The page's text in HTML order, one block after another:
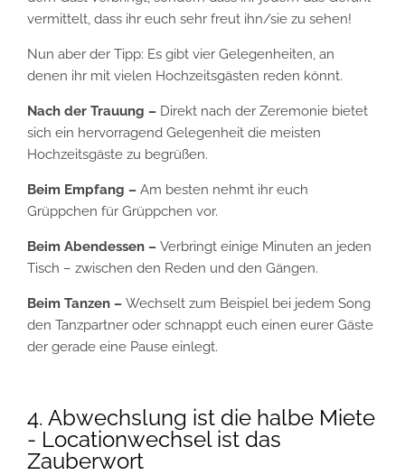
vermittelt, dass ihr euch sehr freut ihn/sie zu sehen!
Nun aber der Tipp: Es gibt vier Gelegenheiten, an
denen ihr mit vielen Hochzeitsgästen reden könnt.
Nach der Trauung – Direkt nach der Zeremonie bietet
sich ein hervorragend Gelegenheit die meisten
Hochzeitsgäste zu begrüßen.
Beim Empfang – Am besten nehmt ihr euch
Grüppchen für Grüppchen vor.
Beim Abendessen – Verbringt einige Minuten an jeden
Tisch – zwischen den Reden und den Gängen.
Beim Tanzen – Wechselt zum Beispiel bei jedem Song
den Tanzpartner oder schnappt euch einen eurer Gäste
der gerade eine Pause einlegt.
4. Abwechslung ist die halbe Miete
- Locationwechsel ist das
Zauberwort